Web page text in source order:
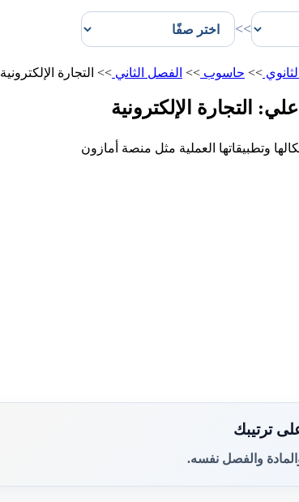
>>
>> حاسوب >> الفصل الثاني >> التجارة الإلكترونية
التجارة الإلكترونية
وتطبيقاتها العملية مثل منصة أمازون
ترتيبك
والفصل نفسه.